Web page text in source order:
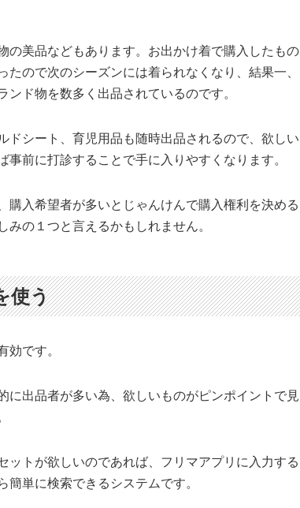
の美品などもあります。お出かけ着で購入したもの
たので次のシーズンには着られなくなり、結果一、
ンド物を数多く出品されているのです。
ドシート、育児用品も随時出品されるので、欲しい
事前に打診することで手に入りやすくなります。
購入希望者が多いとじゃんけんで購入権利を決める
みの１つと言えるかもしれません。
使う
効です。
に出品者が多い為、欲しいものがピンポイントで見
ットが欲しいのであれば、フリマアプリに入力する
簡単に検索できるシステムです。